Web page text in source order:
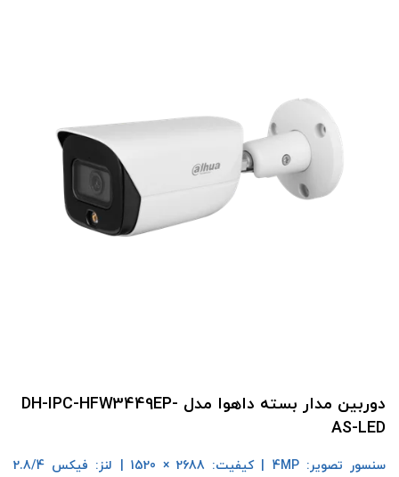
دوربین مدار بسته داهوا مدل DH-IPC-HFW3449EP-
AS-LED
سنسور تصویر: 4MP | کیفیت: 2688 × 1520 | لنز: فیکس 2.8/4